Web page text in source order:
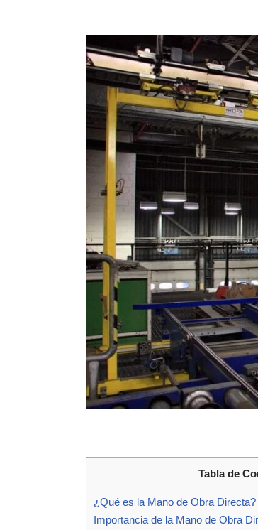
Tabla de
¿Qué es la Mano de Obra Directa?
Importancia de la Mano de Obra